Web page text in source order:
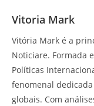
Vitoria Mark
Vitória Mark é a
Noticiare. Formada
Políticas
fenomenal
globais. Com